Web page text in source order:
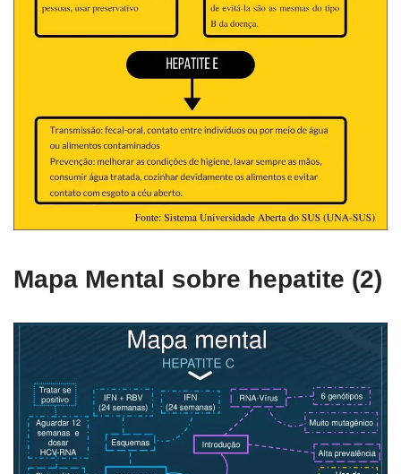
Mapa Mental sobre hepatite (2)